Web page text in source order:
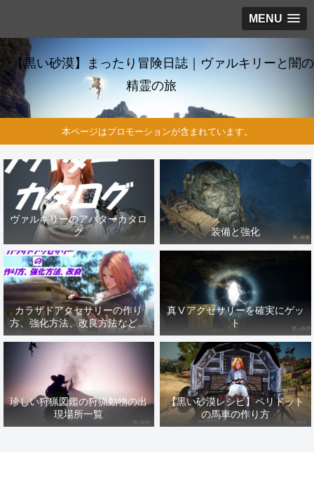
MENU
【黒い砂漠】まったり冒険日誌｜ヴァルキリーと闇の
精霊の旅
本ページはプロモーションが含まれています。
ヴァルキリーのアバターカタロ
グ
装備と強化
カラザドアクセサリーの作り
方、強化方法、改良方法などま
とめ【黒い砂漠冒険日誌１４１
真Ⅴアクセサリーを確実にゲッ
ト
珍しい狩猟図鑑の狩猟動物の出
現場所一覧
【黒い砂漠レシピ】ペリドット
の馬車の作り方